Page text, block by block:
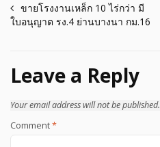
Post
navigation
ขายโรงงานเหล็ก 10 ไร่กว่า มี
ใบอนุญาต รง.4 ย่านบางนา กม.16
Leave a Reply
Your email address will not be published.
Comment*